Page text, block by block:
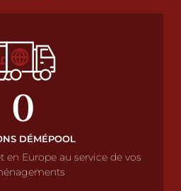
DÉMÉPOOL
0
en Europe au service de vos